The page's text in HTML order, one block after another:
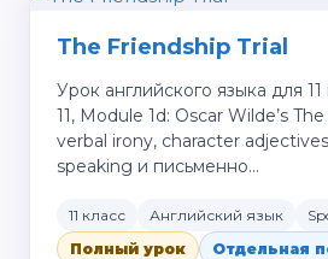
The Friendship Trial
Урок английского языка для
11, Module 1d: Oscar Wilde’s
verbal irony, character
speaking и письменно…
11 класс Английский язык
Полный урок
Отдельная